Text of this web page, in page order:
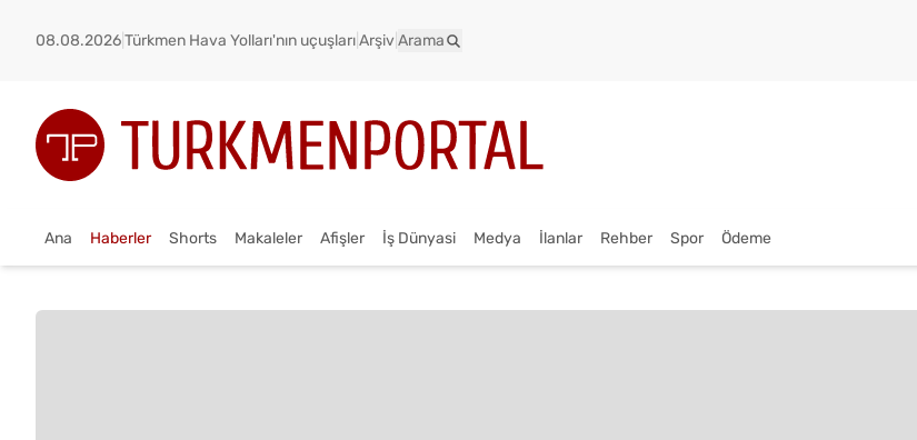
08.08.2026Türkmen Hava Yolları'nın uçuşlarıArşiv Arama
Ana Haberler Shorts Makaleler Afişler İş Dünyasi Medya İlanlar Rehber Spor Ödeme